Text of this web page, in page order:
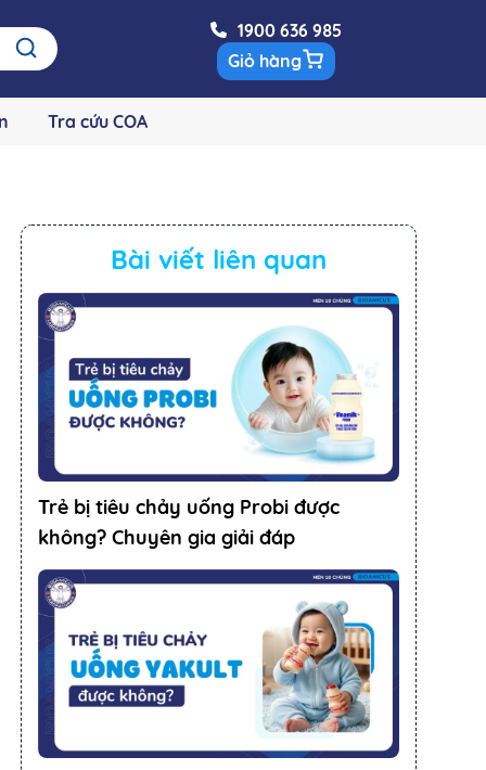
1900 636 985
Giỏ hàng
Tra cứu COA
Bài viết liên quan
Trẻ bị tiêu chảy uống Probi được
không? Chuyên gia giải đáp